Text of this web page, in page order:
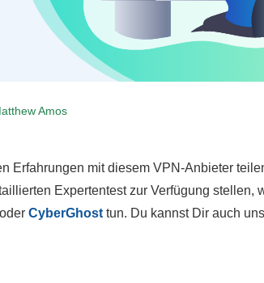
Amos
Erfahrungen mit diesem VPN-Anbieter
Expertentest zur Verfügung stellen,
oder CyberGhost tun. Du kannst Dir auch